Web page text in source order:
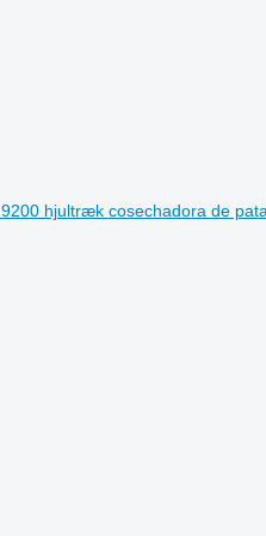
9200 hjultræk cosechadora de